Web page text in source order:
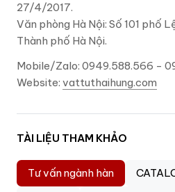
27/4/2017.
Văn phòng Hà Nội: Số 101 phố
Thành phố Hà Nội.
Mobile/Zalo: 0949.588.566 -
Website: vattuthaihung.com
TÀI LIỆU THAM KHẢO
Tư vấn ngành hàn